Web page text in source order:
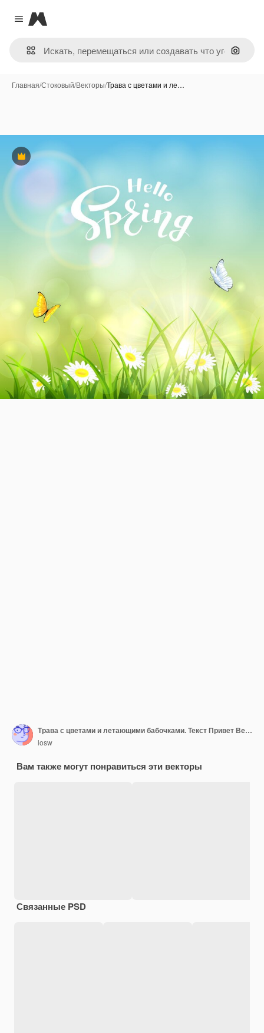
Close menu
Magnific
Поиск
Главная/Стоковый/Векторы/Трава с цветами и ле…
Премиум
Трава с цветами и летающими бабочками. Текст Привет Весна на фоне яркого солнца, иллюстрации.
losw
Вам также могут понравиться эти векторы
Связанные PSD